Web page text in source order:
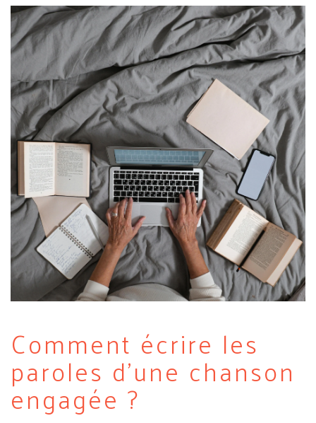
Comment écrire les
paroles d'une chanson
engagée ?